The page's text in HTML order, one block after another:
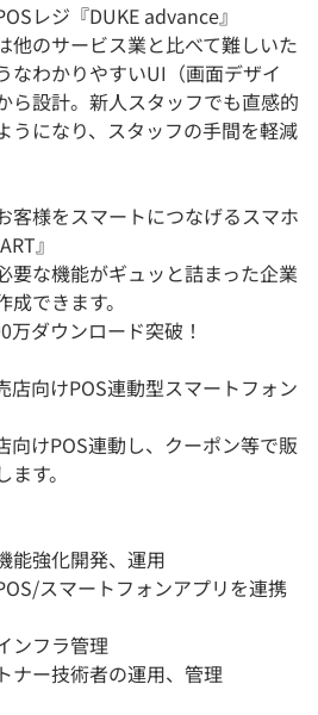
レジ『DUKE advance』
他のサービス業と比べて難しいた
なわかりやすいUI（画面デザイ
ら設計。新人スタッフでも直感的
うになり、スタッフの手間を軽減
様をスマートにつなげるスマホ
』
要な機能がギュッと詰まった企業
できます。
ダウンロード突破！
向けPOS連動型スマートフォン
向けPOS連動し、クーポン等で販
す。
能強化開発、運用
スマートフォンアプリを連携
ンフラ管理
ナー技術者の運用、管理